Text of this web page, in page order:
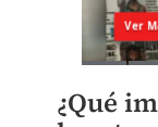
¿Qué